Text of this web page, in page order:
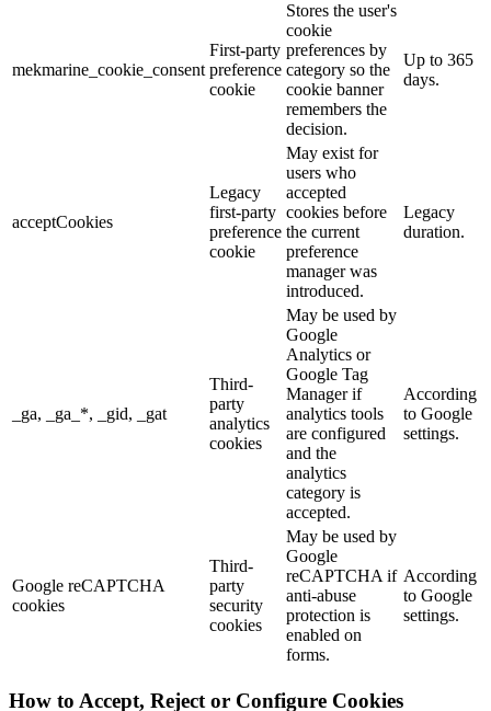
mekmarine_cookie_consent
First-party
preference
cookie
Stores the user's
cookie
preferences by
category so the
cookie banner
remembers the
decision.
Up to 365
days.
acceptCookies
Legacy
first-party
preference
cookie
May exist for
users who
accepted
cookies before
the current
preference
manager was
introduced.
Legacy
duration.
_ga, _ga_*, _gid, _gat
Third-
party
analytics
cookies
May be used by
Google
Analytics or
Google Tag
Manager if
analytics tools
are configured
and the
analytics
category is
accepted.
According
to Google
settings.
Google reCAPTCHA
cookies
Third-
party
security
cookies
May be used by
Google
reCAPTCHA if
anti-abuse
protection is
enabled on
forms.
According
to Google
settings.
How to Accept, Reject or Configure Cookies